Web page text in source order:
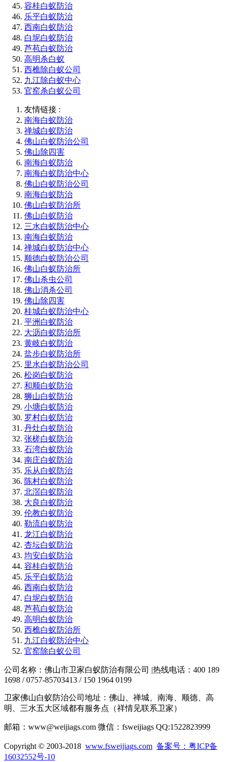
容桂白蚁防治
乐平白蚁防治
西南白蚁防治
白坭白蚁防治
芦苞白蚁防治
高明杀白蚁
西樵除白蚁公司
九江除白蚁中心
官窑杀白蚁公司
友情链接 :
南海白蚁防治
禅城白蚁防治
佛山白蚁防治公司
佛山除四害
南海白蚁防治
南海白蚁防治中心
佛山白蚁防治公司
南海白蚁防治
佛山白蚁防治所
佛山白蚁防治
三水白蚁防治中心
南海白蚁防治
禅城白蚁防治中心
顺德白蚁防治公司
佛山白蚁防治所
佛山杀虫公司
佛山消杀公司
佛山除四害
桂城白蚁防治中心
平洲白蚁防治
大沥白蚁防治所
黄岐白蚁防治
盐步白蚁防治所
里水白蚁防治公司
松岗白蚁防治
和顺白蚁防治
狮山白蚁防治
小塘白蚁防治
罗村白蚁防治
丹灶白蚁防治
张槎白蚁防治
石湾白蚁防治
南庄白蚁防治
乐从白蚁防治
陈村白蚁防治
北滘白蚁防治
大良白蚁防治
伦教白蚁防治
勒流白蚁防治
龙江白蚁防治
杏坛白蚁防治
均安白蚁防治
容桂白蚁防治
乐平白蚁防治
西南白蚁防治
白坭白蚁防治
芦苞白蚁防治
高明白蚁防治
西樵白蚁防治所
九江白蚁防治中心
官窑除白蚁公司
公司名称：佛山市卫家白蚁防治有限公司 |热线电话：400 189
1698 / 0757-85703413 / 150 1964 0199
卫家佛山白蚁防治公司地址：佛山、禅城、南海、顺德、高
明、三水五大区域都有服务点（祥情见联系卫家）
邮箱：www@weijiags.com 微信：fsweijiags QQ:1522823999
Copyright © 2003-2018 www.fsweijiags.com 备案号：粤ICP备
16032552号-10